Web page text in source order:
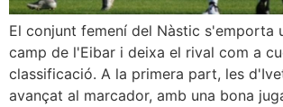
El conjunt femení del Nàstic s'emporta
camp de l'Eibar i deixa el rival com a
classificació. A la primera part, les
avançat al marcador, amb una bona